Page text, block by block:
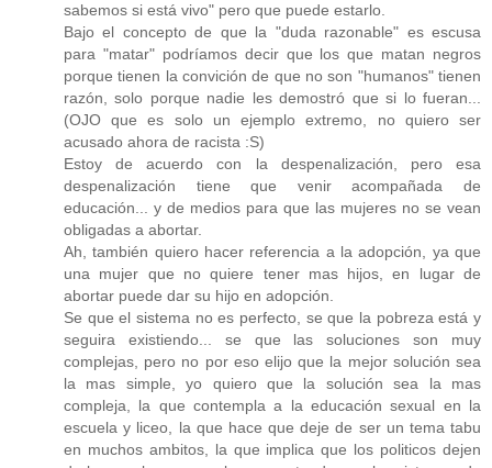
sabemos si está vivo" pero que puede estarlo.
Bajo el concepto de que la "duda razonable" es escusa
para "matar" podríamos decir que los que matan negros
porque tienen la convición de que no son "humanos" tienen
razón, solo porque nadie les demostró que si lo fueran...
(OJO que es solo un ejemplo extremo, no quiero ser
acusado ahora de racista :S)
Estoy de acuerdo con la despenalización, pero esa
despenalización tiene que venir acompañada de
educación... y de medios para que las mujeres no se vean
obligadas a abortar.
Ah, también quiero hacer referencia a la adopción, ya que
una mujer que no quiere tener mas hijos, en lugar de
abortar puede dar su hijo en adopción.
Se que el sistema no es perfecto, se que la pobreza está y
seguira existiendo... se que las soluciones son muy
complejas, pero no por eso elijo que la mejor solución sea
la mas simple, yo quiero que la solución sea la mas
compleja, la que contempla a la educación sexual en la
escuela y liceo, la que hace que deje de ser un tema tabu
en muchos ambitos, la que implica que los politicos dejen